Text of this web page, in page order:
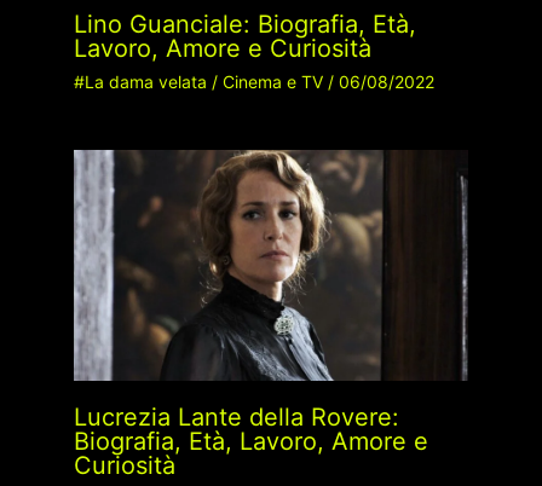
Lino Guanciale: Biografia, Età,
Lavoro, Amore e Curiosità
#La dama velata / Cinema e TV/ 06/08/2022
Lucrezia Lante della Rovere:
Biografia, Età, Lavoro, Amore e
Curiosità